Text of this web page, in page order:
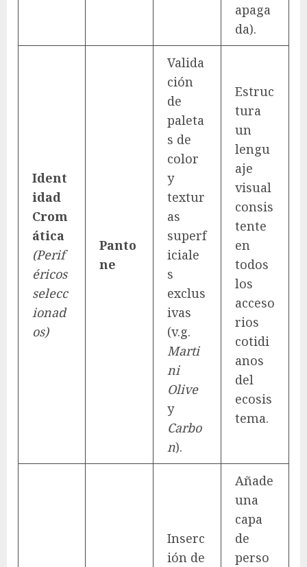
apaga
da).
Ident
idad
Crom
ática
(Perif
éricos
selecc
ionad
os)
Panto
ne
Valida
ción
de
paleta
s de
color
y
textur
as
superf
iciale
s
exclus
ivas
(v.g.
Marti
ni
Olive
y
Carbo
n).
Estruc
tura
un
lengu
aje
visual
consis
tente
en
todos
los
acceso
rios
cotidi
anos
del
ecosis
tema.
Inserc
ión de
Añade
una
capa
de
perso